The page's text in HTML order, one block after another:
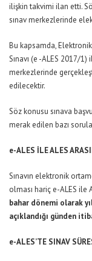
ilişkin takvimi ilan etti.
sınav merkezlerinde
Bu kapsamda,
Sınavı (e -ALES 2017/
merkezlerinde
edilecektir.
Söz konusu sınava
merak edilen bazı
e-ALES İLE ALES
Sınavın elektronik
olması hariç e-ALES ile
bahar dönemi olarak
açıklandığı günden
e-ALES’TE SINAV